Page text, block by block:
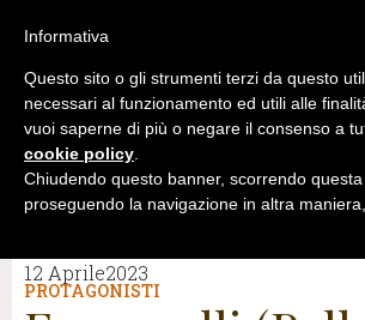
12 Aprile2023
PROTAGONISTI
Informativa
Questo sito o gli strumenti terzi da questo
necessari al funzionamento ed utili alle
vuoi saperne di più o negare il consenso a
cookie policy.
Chiudendo questo banner, scorrendo
proseguendo la navigazione in altra